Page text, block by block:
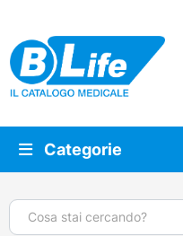
Vai al contenuto principale
Categorie
Cerca: